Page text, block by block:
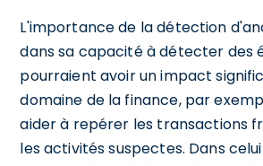
L'importance de la détection
dans sa capacité à détecter des
pourraient avoir un impact
domaine de la finance, par
aider à repérer les transactions
les activités suspectes. Dans